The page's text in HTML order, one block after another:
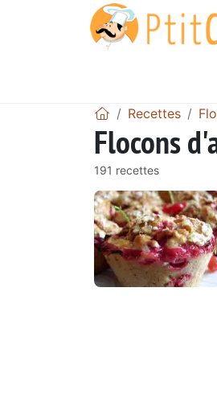
Recettes
Flocons
191 recettes